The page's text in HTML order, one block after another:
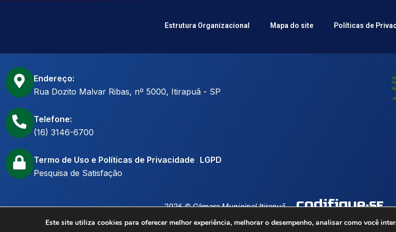
Estrutura Organizacional Mapa do site Políticas de
Endereço:
Rua Dozito Malvar Ribas, nº 5000, Itirapuã - SP
Telefone:
(16) 3146-6700
Termo de Uso e Políticas de Privacidade LGPD
Pesquisa de Satisfação
2026 © Câmara Municipal Itirapuã
Este site utiliza cookies para oferecer melhor experiência, melhorar o desempenho, analisar como você